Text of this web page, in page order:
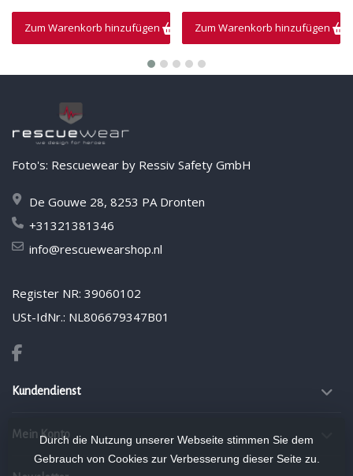
Zum Warenkorb hinzufügen Zum Warenkorb hinzufügen
Foto's: Rescuewear by Ressiv Safety GmbH
De Gouwe 28, 8253 PA Dronten
+31321381346
info@rescuewearshop.nl
Register NR: 39060102
USt-IdNr.: NL806679347B01
Kundendienst
Mein KontoDurch die Nutzung unserer Webseite stimmen Sie dem
Gebrauch von Cookies zur Verbesserung dieser Seite zu.